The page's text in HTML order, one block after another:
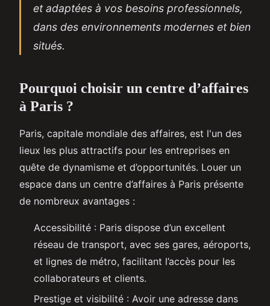
et adaptées à vos besoins professionnels,
dans des environnements modernes et bien
situés.
Pourquoi choisir un centre d’affaires
à Paris ?
Paris, capitale mondiale des affaires, est l'un des
lieux les plus attractifs pour les entreprises en
quête de dynamisme et d’opportunités. Louer un
espace dans un centre d’affaires à Paris présente
de nombreux avantages :
Accessibilité : Paris dispose d’un excellent
réseau de transport, avec ses gares, aéroports,
et lignes de métro, facilitant l’accès pour les
collaborateurs et clients.
Prestige et visibilité : Avoir une adresse dans